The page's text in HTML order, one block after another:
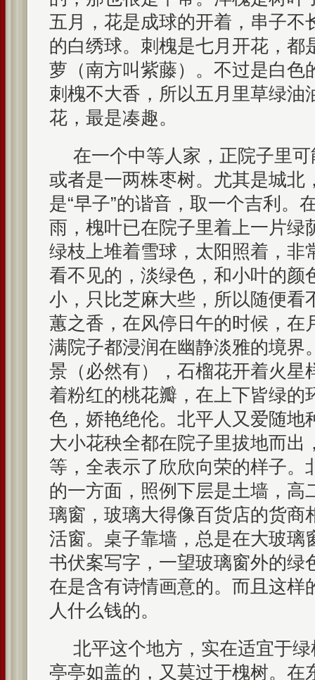
五月，花是成球的开着，串子不
的白绣球。刺槐是七月开花，都
萝（南方叫紫藤）。不过是白色
刺槐不大香，所以五月里草绿油
花，最是凑趣。
在一个中等人家，正院子里
或者是一两株枣树。尤其是城北
是“早子”的谐音，取一个吉利。
雨，槐叶已在院子里着上一片绿
绿枝上堆着雪球，太阳照着，非
看不见的，淡绿色，和小叶的颜
小，只比芝麻大些，所以随便看
蕙之香，在风停日午的时候，在
满院子都浸润在幽静淡雅的境界
景（必然有），石榴花开着火星
着粉红的桃花瓣，在上下皆绿的
色，娇艳绝伦。北平人又爱随地
大小花秧全都在院子里拔地而出
等，全表示了欣欣向荣的样子。
的一方面，照例下层是土墙，高
璃窗，玻璃大得像百货店的货商
活窗。桌子靠墙，总是在大玻璃
书伏案写字，一望玻璃窗外的绿
在是含有诗情画意的。而且这样
人什么钱的。
北平这个地方，实在适宜于
亭亭如盖的，又莫过于槐树。在